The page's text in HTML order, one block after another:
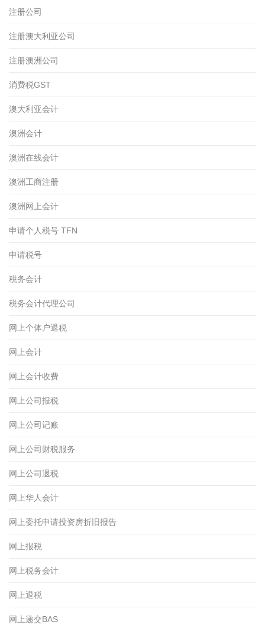
注册公司
注册澳大利亚公司
注册澳洲公司
消费税GST
澳大利亚会计
澳洲会计
澳洲在线会计
澳洲工商注册
澳洲网上会计
申请个人税号 TFN
申请税号
税务会计
税务会计代理公司
网上个体户退税
网上会计
网上会计收费
网上公司报税
网上公司记账
网上公司财税服务
网上公司退税
网上华人会计
网上委托申请投资房折旧报告
网上报税
网上税务会计
网上退税
网上递交BAS